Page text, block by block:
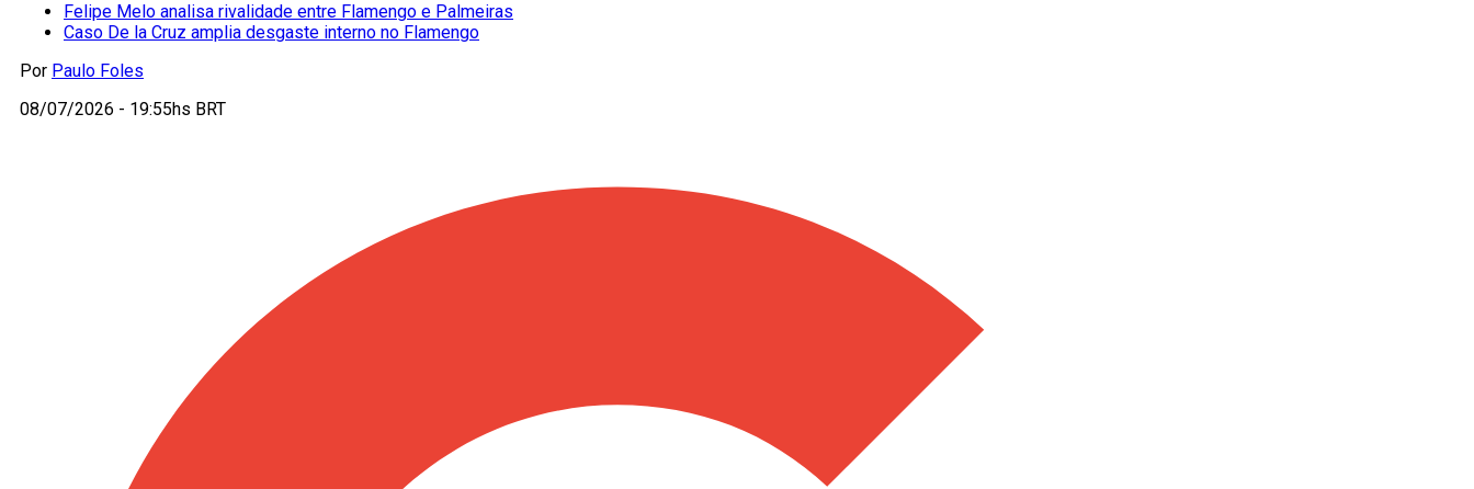
Felipe Melo analisa rivalidade entre Flamengo e Palmeiras
Caso De la Cruz amplia desgaste interno no Flamengo
Por Paulo Foles
08/07/2026 - 19:55hs BRT